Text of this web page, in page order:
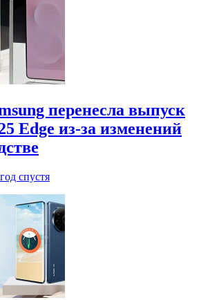
перенесла выпуск
Edge из-за изменений
спустя